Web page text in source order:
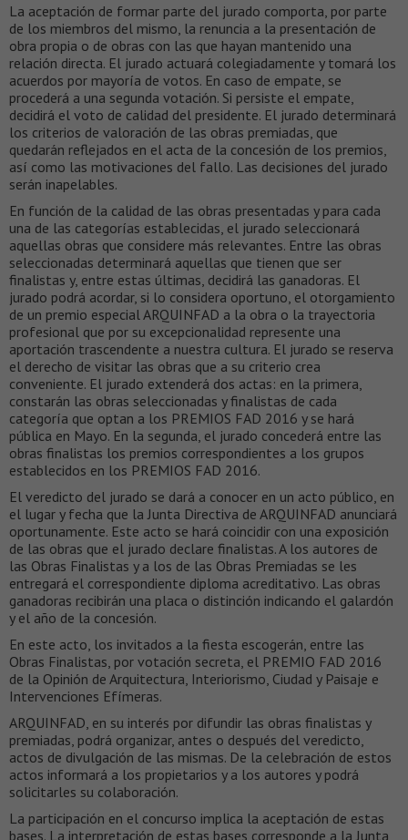
La aceptación de formar parte del jurado comporta, por parte
de los miembros del mismo, la renuncia a la presentación de
obra propia o de obras con las que hayan mantenido una
relación directa. El jurado actuará colegiadamente y tomará los
acuerdos por mayoría de votos. En caso de empate, se
procederá a una segunda votación. Si persiste el empate,
decidirá el voto de calidad del presidente. El jurado determinará
los criterios de valoración de las obras premiadas, que
quedarán reflejados en el acta de la concesión de los premios,
así como las motivaciones del fallo. Las decisiones del jurado
serán inapelables.
En función de la calidad de las obras presentadas y para cada
una de las categorías establecidas, el jurado seleccionará
aquellas obras que considere más relevantes. Entre las obras
seleccionadas determinará aquellas que tienen que ser
finalistas y, entre estas últimas, decidirá las ganadoras. El
jurado podrá acordar, si lo considera oportuno, el otorgamiento
de un premio especial ARQUINFAD a la obra o la trayectoria
profesional que por su excepcionalidad represente una
aportación trascendente a nuestra cultura. El jurado se reserva
el derecho de visitar las obras que a su criterio crea
conveniente. El jurado extenderá dos actas: en la primera,
constarán las obras seleccionadas y finalistas de cada
categoría que optan a los PREMIOS FAD 2016 y se hará
pública en Mayo. En la segunda, el jurado concederá entre las
obras finalistas los premios correspondientes a los grupos
establecidos en los PREMIOS FAD 2016.
El veredicto del jurado se dará a conocer en un acto público, en
el lugar y fecha que la Junta Directiva de ARQUINFAD anunciará
oportunamente. Este acto se hará coincidir con una exposición
de las obras que el jurado declare finalistas. A los autores de
las Obras Finalistas y a los de las Obras Premiadas se les
entregará el correspondiente diploma acreditativo. Las obras
ganadoras recibirán una placa o distinción indicando el galardón
y el año de la concesión.
En este acto, los invitados a la fiesta escogerán, entre las
Obras Finalistas, por votación secreta, el PREMIO FAD 2016
de la Opinión de Arquitectura, Interiorismo, Ciudad y Paisaje e
Intervenciones Efímeras.
ARQUINFAD, en su interés por difundir las obras finalistas y
premiadas, podrá organizar, antes o después del veredicto,
actos de divulgación de las mismas. De la celebración de estos
actos informará a los propietarios y a los autores y podrá
solicitarles su colaboración.
La participación en el concurso implica la aceptación de estas
bases. La interpretación de estas bases corresponde a la Junta